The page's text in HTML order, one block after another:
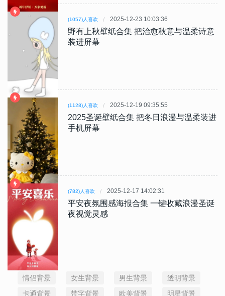
(1057)人喜欢 2025-12-23 10:03:36
野有上秋壁纸合集 把治愈秋意与温柔诗意
装进屏幕
(1128)人喜欢 2025-12-19 09:35:55
2025圣诞壁纸合集 把冬日浪漫与温柔装进
手机屏幕
(782)人喜欢 2025-12-17 14:02:31
平安夜氛围感海报合集 一键收藏浪漫圣诞
夜视觉灵感
情侣背景 女生背景 男生背景
透明背景
卡通背景
带字背景 欧美背景 明星背景